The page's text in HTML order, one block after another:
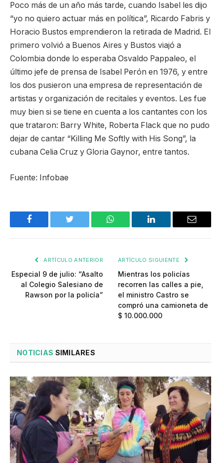
Poco más de un año más tarde, cuando Isabel les dijo
“yo no quiero actuar más en política”, Ricardo Fabris y
Horacio Bustos emprendieron la retirada de Madrid. El
primero volvió a Buenos Aires y Bustos viajó a
Colombia donde lo esperaba Osvaldo Pappaleo, el
último jefe de prensa de Isabel Perón en 1976, y entre
los dos pusieron una empresa de representación de
artistas y organización de recitales y eventos. Les fue
muy bien si se tiene en cuenta a los cantantes con los
que trataron: Barry White, Roberta Flack que no pudo
dejar de cantar “Killing Me Softly with His Song”, la
cubana Celia Cruz y Gloria Gaynor, entre tantos.
Fuente: Infobae
Facebook Twitter WhatsApp LinkedIn Email
ARTÍCULO ANTERIOR
Especial 9 de julio: “Asalto
al Colegio Salesiano de
Rawson por la policía”
ARTÍCULO SIGUIENTE
Mientras los policías
recorren las calles a pie,
el ministro Castro se
compró una camioneta de
$ 10.000.000
NOTICIAS SIMILARES